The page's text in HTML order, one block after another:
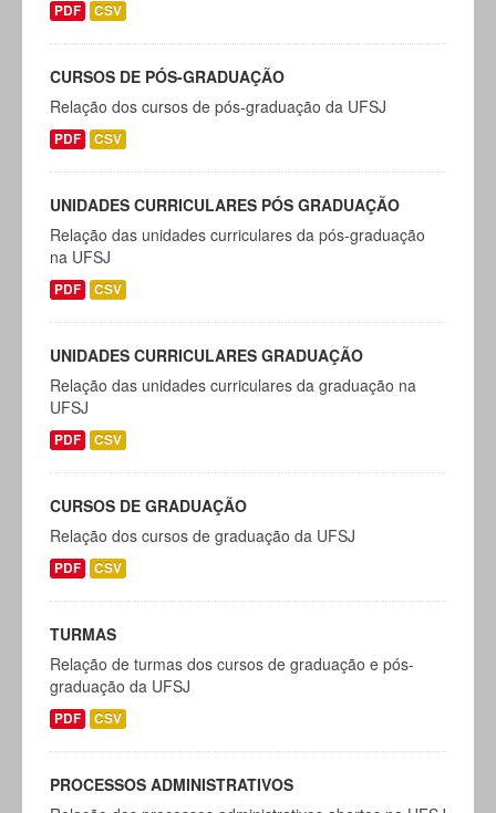
PDF CSV
CURSOS DE PÓS-GRADUAÇÃO
Relação dos cursos de pós-graduação da UFSJ
PDF CSV
UNIDADES CURRICULARES PÓS GRADUAÇÃO
Relação das unidades curriculares da pós-graduação
na UFSJ
PDF CSV
UNIDADES CURRICULARES GRADUAÇÃO
Relação das unidades curriculares da graduação na
UFSJ
PDF CSV
CURSOS DE GRADUAÇÃO
Relação dos cursos de graduação da UFSJ
PDF CSV
TURMAS
Relação de turmas dos cursos de graduação e pós-
graduação da UFSJ
PDF CSV
PROCESSOS ADMINISTRATIVOS